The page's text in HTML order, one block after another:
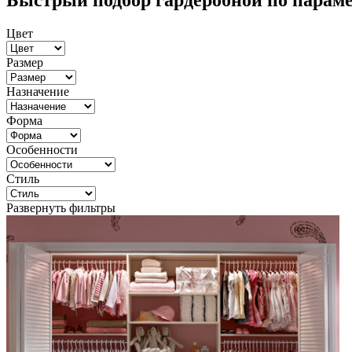
Цвет
Размер
Назначение
Форма
Особенности
Стиль
Развернуть фильтры